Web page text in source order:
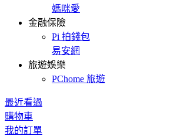
媽咪愛
金融保險
Pi 拍錢包
易安網
旅遊娛樂
PChome 旅遊
最近看過
購物車
我的訂單